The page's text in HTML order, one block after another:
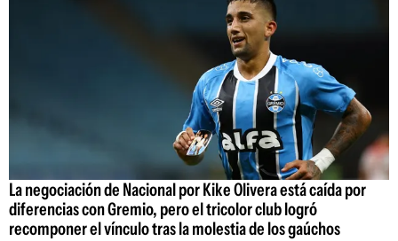
La negociación de Nacional por Kike Olivera está caída por
diferencias con Gremio, pero el tricolor club logró
recomponer el vínculo tras la molestia de los gaúchos